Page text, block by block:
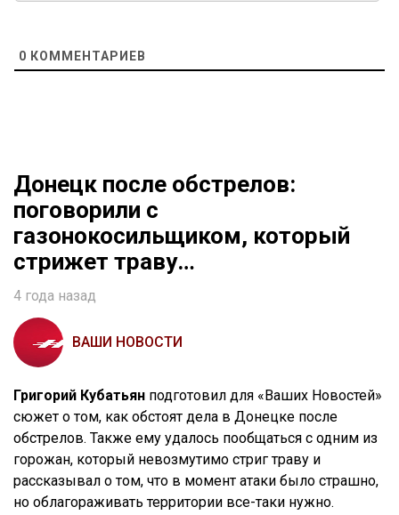
0 КОММЕНТАРИЕВ
Донецк после обстрелов:
поговорили с
газонокосильщиком, который
стрижет траву…
4 года назад
ВАШИ НОВОСТИ
Григорий Кубатьян подготовил для «Ваших Новостей»
сюжет о том, как обстоят дела в Донецке после
обстрелов. Также ему удалось пообщаться с одним из
горожан, который невозмутимо стриг траву и
рассказывал о том, что в момент атаки было страшно,
но облагораживать территории все-таки нужно.